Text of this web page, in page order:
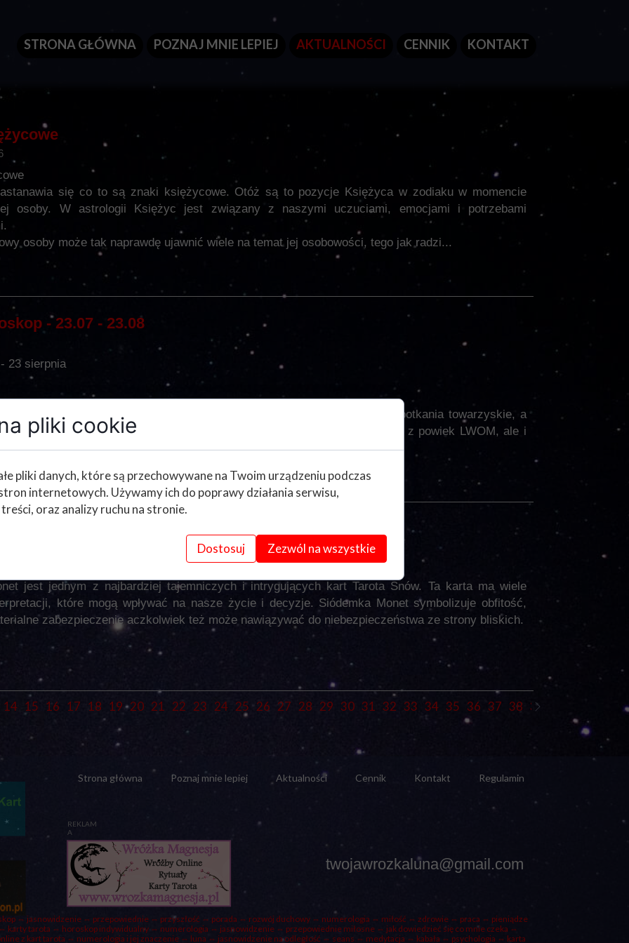
REKLAM
A
⇔ jasnowidzenie ⇔ przepowiednie ⇔ przyszłość ⇔ porada ⇔ rozwój duchowy ⇔ numerologia ⇔ miłość ⇔ zdrowie ⇔ praca ⇔ pieniądze
⇔ karty tarota ⇔ horoskop indywidualny ⇔ numerologia ⇔ jasnowidzenie ⇔ przepowiednie miłosne ⇔ jak dowiedzieć się co mnie czeka ⇔
z kart tarota ⇔ numerologia i jej znaczenie ⇔ luna ⇔ jasnowidzenie na odległość ⇔ seans ⇔ medytacja ⇔ kabała ⇔ psychologia ⇔ karta
Strona główna Poznaj mnie lepiej Aktualności Cennik Kontakt Regulamin
twojawrozkaluna@gmail.com
się co to są znaki księżycowe. Otóż są to pozycje Księżyca w zodiaku w momencie
osoby. W astrologii Księżyc jest związany z naszymi uczuciami, emocjami i potrzebami
osoby może tak naprawdę ujawnić wiele na temat jej osobowości, tego jak radzi...
- 23.07 - 23.08
23 sierpnia
w tym okresie czasu będą poszukiwały miłości. Wyjścia do ludzi, spotkania towarzyskie, a
na portalach randkowych drugiej połówki, to coś co będzie spędzało sen z powiek LWOM, ale i
część miesiąca, będzie zdecydowanie sprzyjała temu, by...
jest jednym z najbardziej tajemniczych i intrygujących kart Tarota Snów. Ta karta ma wiele
które mogą wpływać na nasze życie i decyzje. Siódemka Monet symbolizuje obfitość,
zabezpieczenie aczkolwiek też może nawiązywać do niebezpieczeństwa ze strony bliskich.
14 15 16 17 18 19 20 21 22 23 24 25 26 27 28 29 30 31 32 33 34 35 36 37 38 39 43
STRONA GŁÓWNA POZNAJ MNIE LEPIEJ AKTUALNOŚCI CENNIK KONTAKT
pliki cookie
pliki danych, które są przechowywane na Twoim urządzeniu podczas
internetowych. Używamy ich do poprawy działania serwisu,
oraz analizy ruchu na stronie.
Dostosuj Zezwól na wszystkie